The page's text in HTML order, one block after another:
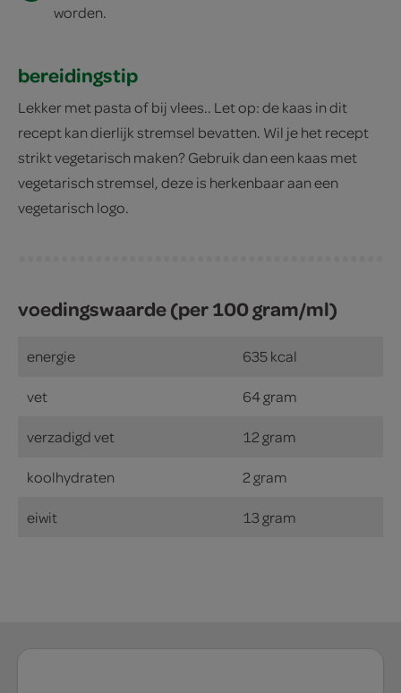
worden.
bereidingstip
Lekker met pasta of bij vlees.. Let op: de kaas in dit
recept kan dierlijk stremsel bevatten. Wil je het recept
strikt vegetarisch maken? Gebruik dan een kaas met
vegetarisch stremsel, deze is herkenbaar aan een
vegetarisch logo.
voedingswaarde (per 100 gram/ml)
energie 635 kcal
vet 64 gram
verzadigd vet 12 gram
koolhydraten 2 gram
eiwit 13 gram